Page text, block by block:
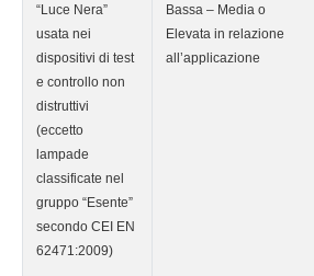
“Luce Nera”
usata nei
dispositivi di test
e controllo non
distruttivi
(eccetto
lampade
classificate nel
gruppo “Esente”
secondo CEI EN
62471:2009)
Bassa – Media o
Elevata in relazione
all’applicazione